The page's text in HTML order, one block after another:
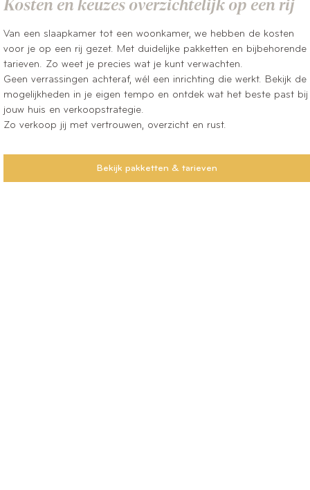
Kosten en keuzes overzichtelijk op een rij
Van een slaapkamer tot een woonkamer, we hebben de kosten
voor je op een rij gezet. Met duidelijke pakketten en bijbehorende
tarieven. Zo weet je precies wat je kunt verwachten.
Geen verrassingen achteraf, wél een inrichting die werkt. Bekijk de
mogelijkheden in je eigen tempo en ontdek wat het beste past bij
jouw huis en verkoopstrategie.
Zo verkoop jij met vertrouwen, overzicht en rust.
Bekijk pakketten & tarieven